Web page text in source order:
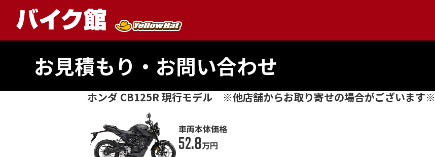
お見積もり・お問い合わせ
ホンダ CB125R 現行モデル ※他店舗からお取り寄せの場合がございます※
車両本体価格
52.8万円